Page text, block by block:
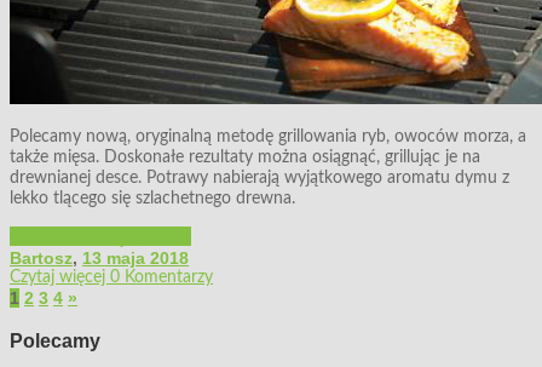
Polecamy nową, oryginalną metodę grillowania ryb, owoców morza, a
także mięsa. Doskonałe rezultaty można osiągnąć, grillując je na
drewnianej desce. Potrawy nabierają wyjątkowego aromatu dymu z
lekko tlącego się szlachetnego drewna.
Bartosz, 13 maja 2018
Czytaj więcej 0 Komentarzy
1 2 3 4 »
Polecamy